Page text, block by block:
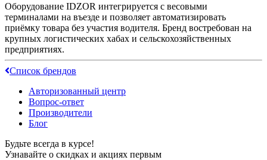
Оборудование IDZOR интегрируется с весовыми
терминалами на въезде и позволяет автоматизировать
приёмку товара без участия водителя. Бренд востребован на
крупных логистических хабах и сельскохозяйственных
предприятиях.
Список брендов
Авторизованный центр
Вопрос-ответ
Производители
Блог
Будьте всегда в курсе!
Узнавайте о скидках и акциях первым